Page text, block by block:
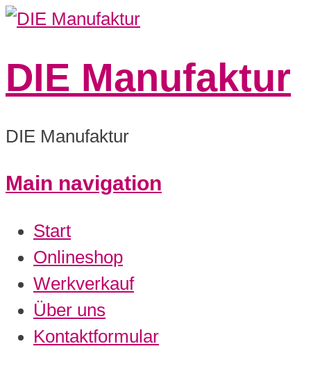
DIE Manufaktur
DIE Manufaktur
Main navigation
Start
Onlineshop
Werkverkauf
Über uns
Kontaktformular
2:00